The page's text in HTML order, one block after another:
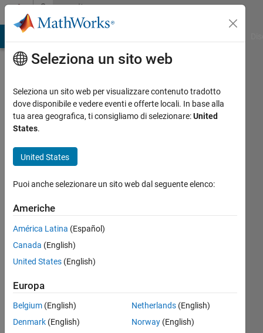
Vai al contenutoCommunity
Profile
Jorge
Ortiz
Universidad
del
Attivo
dal 2019
Followers:
Follow
Seleziona un sito web
Seleziona un sito web per visualizzare contenuto tradotto
dove disponibile e vedere eventi e offerte locali. In base alla
tua area geografica, ti consigliamo di selezionare:United
States.
United States
Puoi anche selezionare un sito web dal seguente elenco:
Americhe
América Latina (Español)
Canada (English)
United States (English)
Europa
Belgium (English)
Denmark (English)
Netherlands(English)
Norway(English)